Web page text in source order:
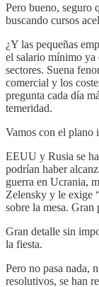
Pero bueno, seguro
buscando cursos
¿Y las pequeñas
el salario mínimo ya
sectores. Suena
comercial y los
pregunta cada día
temeridad.
Vamos con el plano
EEUU y Rusia se
podrían haber
guerra en Ucrania,
Zelensky y le exige
sobre la mesa. Gran
Gran detalle sin
la fiesta.
Pero no pasa nada,
resolutivos, se han